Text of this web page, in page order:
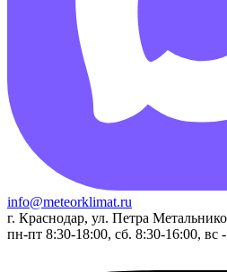
info@meteorklimat.ru
г. Краснодар, ул. Петра
пн-пт 8:30-18:00, сб. 8:30-16:00, вс